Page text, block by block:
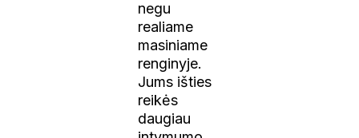
negu
realiame
masiniame
renginyje.
Jums išties
reikės
daugiau